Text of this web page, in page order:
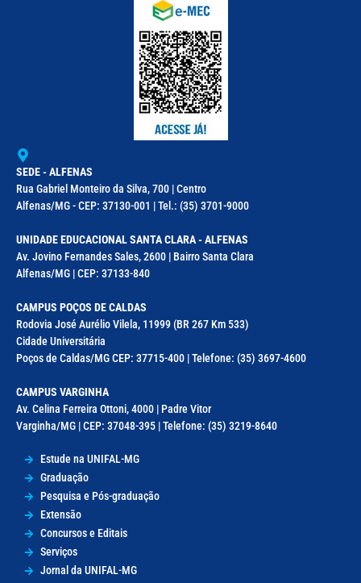
SEDE - ALFENAS
Rua Gabriel Monteiro da Silva, 700 | Centro
Alfenas/MG - CEP: 37130-001 | Tel.: (35) 3701-9000
UNIDADE EDUCACIONAL SANTA CLARA - ALFENAS
Av. Jovino Fernandes Sales, 2600 | Bairro Santa Clara
Alfenas/MG | CEP: 37133-840
CAMPUS POÇOS DE CALDAS
Rodovia José Aurélio Vilela, 11999 (BR 267 Km 533)
Cidade Universitária
Poços de Caldas/MG CEP: 37715-400 | Telefone: (35) 3697-4600
CAMPUS VARGINHA
Av. Celina Ferreira Ottoni, 4000 | Padre Vitor
Varginha/MG | CEP: 37048-395 | Telefone: (35) 3219-8640
Estude na UNIFAL-MG
Graduação
Pesquisa e Pós-graduação
Extensão
Concursos e Editais
Serviços
Jornal da UNIFAL-MG